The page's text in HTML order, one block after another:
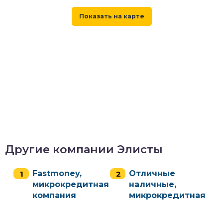
Другие компании Элисты
Fastmoney,
микрокредитная
компания
Отличные
наличные,
микрокредитная